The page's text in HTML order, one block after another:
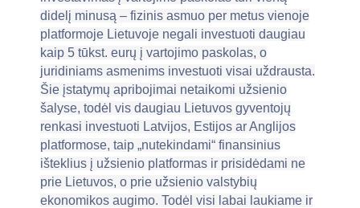
didelį minusą – fizinis asmuo per metus vienoje
platformoje Lietuvoje negali investuoti daugiau
kaip 5 tūkst. eurų į vartojimo paskolas, o
juridiniams asmenims investuoti visai uždrausta.
Šie įstatymų apribojimai netaikomi užsienio
šalyse, todėl vis daugiau Lietuvos gyventojų
renkasi investuoti Latvijos, Estijos ar Anglijos
platformose, taip „nutekindami“ finansinius
išteklius į užsienio platformas ir prisidėdami ne
prie Lietuvos, o prie užsienio valstybių
ekonomikos augimo. Todėl visi labai laukiame ir